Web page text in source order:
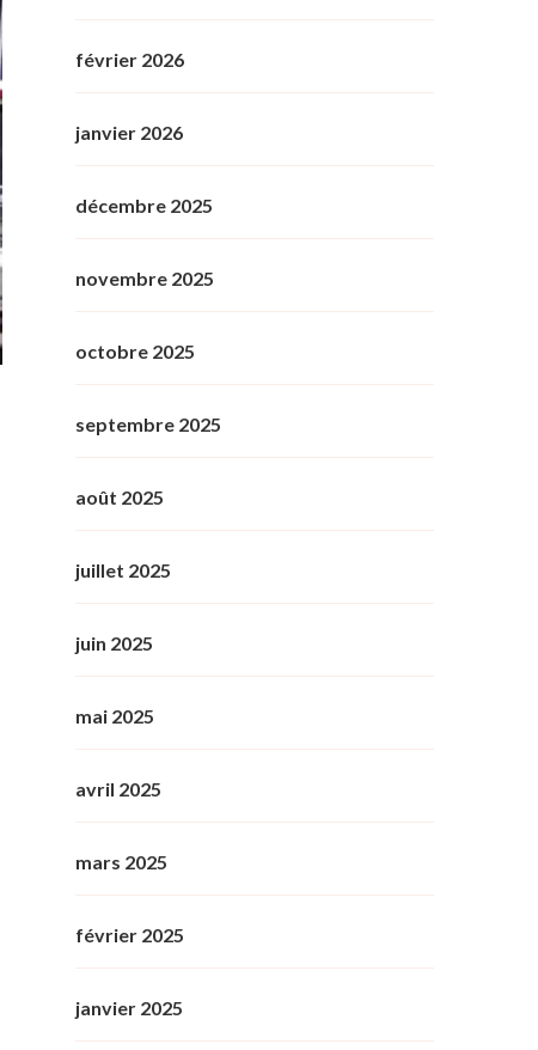
février 2026
janvier 2026
décembre 2025
novembre 2025
octobre 2025
septembre 2025
août 2025
juillet 2025
juin 2025
mai 2025
avril 2025
mars 2025
février 2025
janvier 2025